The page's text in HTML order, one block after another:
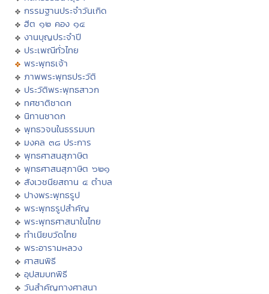
กรรมฐานประจำวันเกิด
ฮีต ๑๒ คอง ๑๔
งานบุญประจำปี
ประเพณีทั่วไทย
พระพุทธเจ้า
ภาพพระพุทธประวัติ
ประวัติพระพุทธสาวก
ทศชาติชาดก
นิทานชาดก
พุทธวจนในธรรมบท
มงคล ๓๘ ประการ
พุทธศาสนสุภาษิต
พุทธศาสนสุภาษิต ๖๒๑
สังเวชนียสถาน ๔ ตำบล
ปางพระพุทธรูป
พระพุทธรูปสำคัญ
พระพุทธศาสนาในไทย
ทำเนียบวัดไทย
พระอารามหลวง
ศาสนพิธี
อุปสมบทพิธี
วันสำคัญทางศาสนา